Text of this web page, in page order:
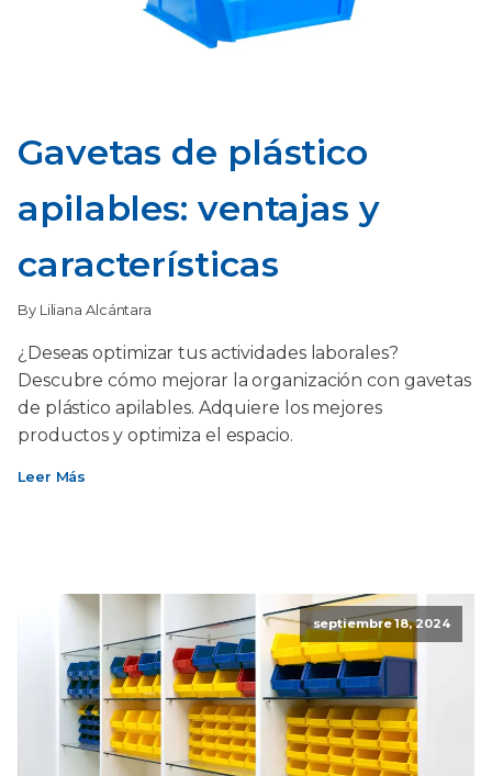
Gavetas de plástico
apilables: ventajas y
características
By Liliana Alcántara
¿Deseas optimizar tus actividades laborales?
Descubre cómo mejorar la organización con gavetas
de plástico apilables. Adquiere los mejores
productos y optimiza el espacio.
Leer Más
septiembre 18, 2024